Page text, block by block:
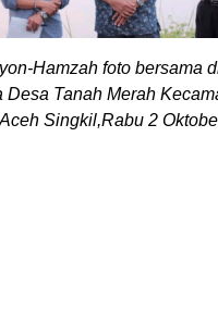
Hamzah foto bersama
Desa Tanah Merah
Singkil,Rabu 2